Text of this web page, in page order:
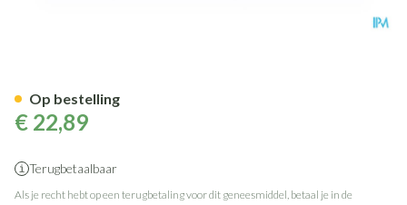
€ 22,89
Terugbetaalbaar
Als je recht hebt op een terugbetaling voor dit geneesmiddel, betaal je in de
Op bestelling